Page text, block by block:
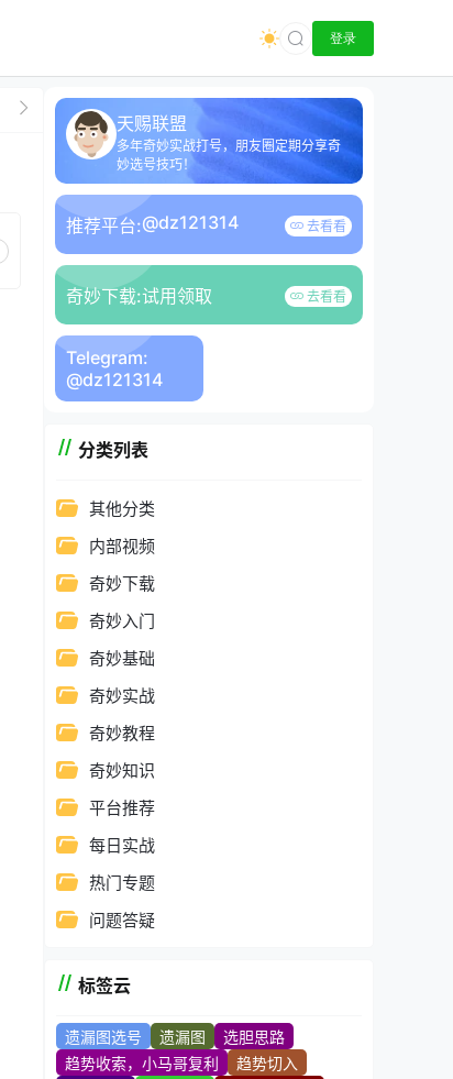
登录
天赐联盟
多年奇妙实战打号，朋友圈定期分享奇
妙选号技巧！
推荐平台:@dz121314 去看看
奇妙下载:试用领取 去看看
Telegram:
@dz121314
分类列表
其他分类
内部视频
奇妙下载
奇妙入门
奇妙基础
奇妙实战
奇妙教程
奇妙知识
平台推荐
每日实战
热门专题
问题答疑
标签云
遗漏图选号 遗漏图
选胆思路
趋势收索，小马哥复利
趋势切入